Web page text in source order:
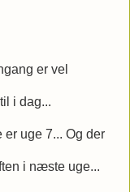
er vel
i dag...
uge 7... Og der
i næste uge...